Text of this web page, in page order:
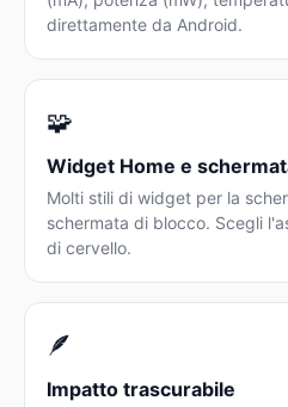
direttamente da Android.
🧩
Widget Home e
Molti stili di widget per la
schermata di blocco. Scegli
di cervello.
🪶
Impatto trascurabile